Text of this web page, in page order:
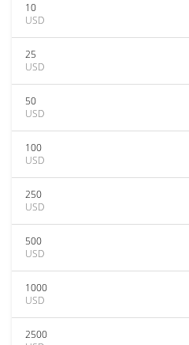
10
USD
25
USD
50
USD
100
USD
250
USD
500
USD
1000
USD
2500